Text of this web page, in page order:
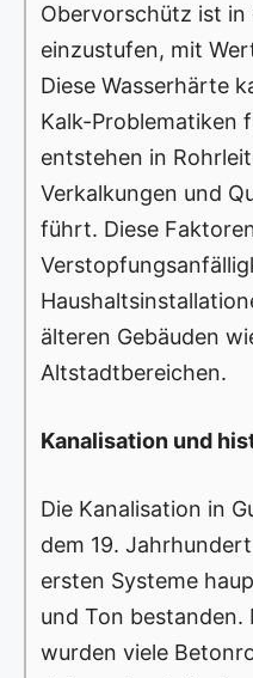
Obervorschütz ist in
einzustufen, mit
Diese Wasserhärte
Kalk-Problematiken
entstehen in
Verkalkungen und
führt. Diese
älteren Gebäuden
Altstadtbereichen.
Kanalisation und
Die Kanalisation in
dem 19.
ersten Systeme
und Ton
wurden viele